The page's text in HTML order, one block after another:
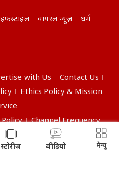
वायरल न्यूज़
धर्म
with Us
Contact Us
Ethics Policy & Mission
Channel Frequency
स्टोरीज वीडियो मेन्यु